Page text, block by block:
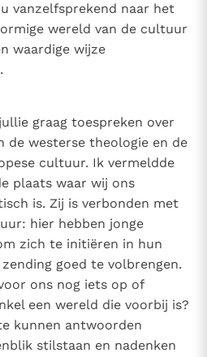
vanzelfsprekend naar het
wereld van de cultuur
waardige wijze
graag toespreken over
de westerse theologie en de
cultuur. Ik vermeldde
plaats waar wij ons
is. Zij is verbonden met
hier hebben jonge
zich te initiëren in hun
goed te volbrengen.
ons nog iets op of
een wereld die voorbij is?
kunnen antwoorden
stilstaan en nadenken